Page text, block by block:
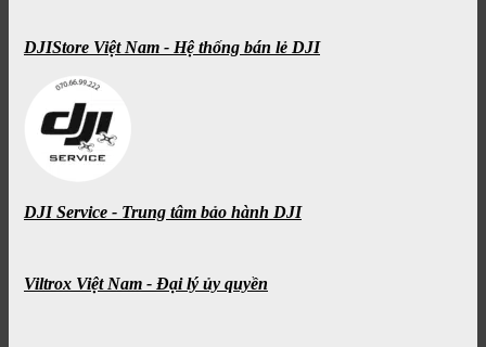
DJIStore Việt Nam - Hệ thống bán lẻ DJI
DJI Service - Trung tâm bảo hành DJI
Viltrox Việt Nam - Đại lý ủy quyền